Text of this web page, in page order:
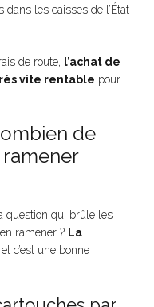
les caisses de l’État
de route, l’achat de
vite rentable pour
de
question qui brûle les
ramener ? La
et c’est une bonne